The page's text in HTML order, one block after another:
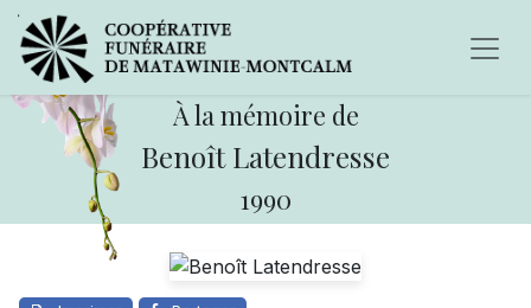
À la mémoire de
Benoît Latendresse
1990